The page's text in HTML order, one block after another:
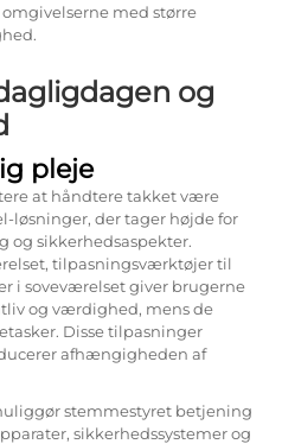
med større
og
pleje
at håndtere takket være
der tager højde for
og sikkerhedsaspekter.
tilpasningsværktøjer til
i soveværelset giver brugerne
og værdighed, mens de
Disse tilpasninger
afhængigheden af
stemmestyret betjening
sikkerhedssystemer og